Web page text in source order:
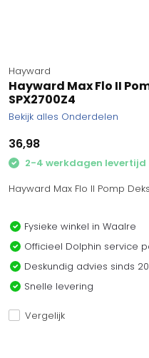
Hayward
Hayward Max Flo II
SPX2700Z4
Bekijk alles Onderdelen
36,98
2-4 werkdagen levertijd
Hayward Max Flo II Pomp
Fysieke winkel in Waalre
Officieel Dolphin service
Deskundig advies sinds
Snelle levering
Vergelijk